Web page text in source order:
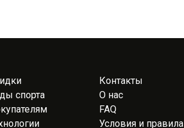
спорта
Контакты
О нас
FAQ
Условия и правила